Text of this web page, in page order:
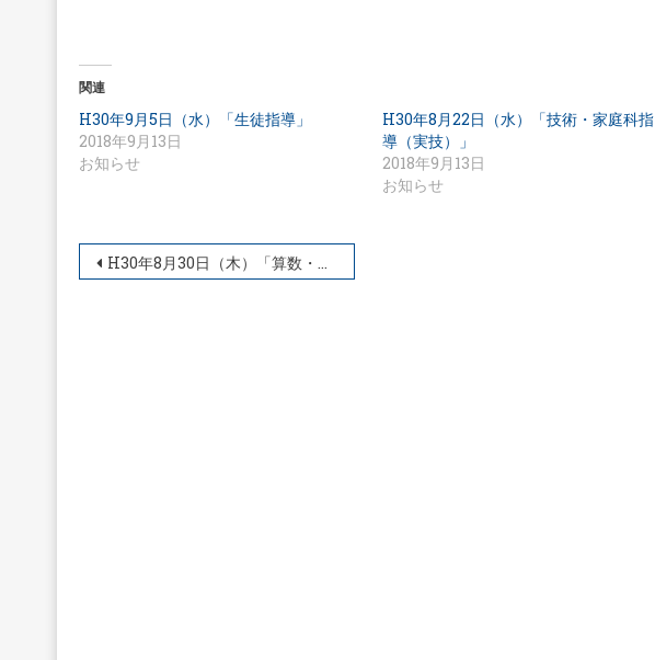
関連
H30年9月5日（水）「生徒指導」
2018年9月13日
お知らせ
H30年8月22日（水）「技術・家庭科指
導（実技）」
2018年9月13日
お知らせ
投H30年8月30日（木）「算数・数学科指導２日目」